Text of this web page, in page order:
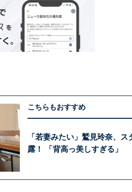
こちらもおすすめ
「若妻みたい」鷲見玲奈、
露！ 「背高っ美しすぎる」